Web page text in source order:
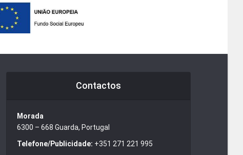
Contactos
Morada
6300 – 668 Guarda, Portugal
Telefone/Publicidade: +351 271 221 995